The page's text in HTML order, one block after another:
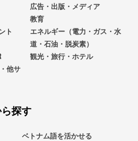
広告・出版・メディア
教育
ト
エネルギー（電力・ガス・水
道・石油・脱炭素）
観光・旅行・ホテル
他サ
探す
ベトナム語を活かせる